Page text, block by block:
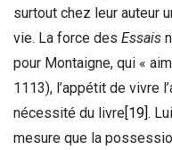
surtout chez leur auteur
vie. La force des Essais
pour Montaigne, qui «
1113), l’appétit de vivre
nécessité du livre [19] .
mesure que la